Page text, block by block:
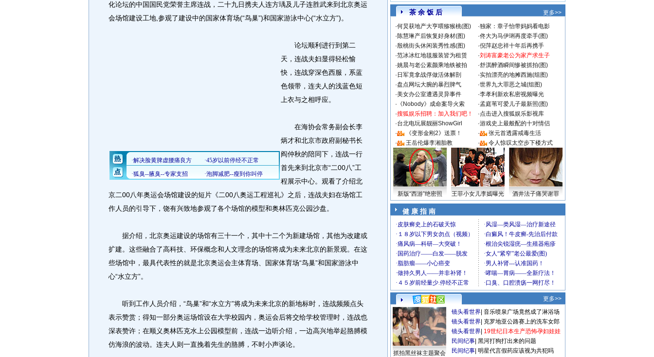
化论坛的中国国民党荣誉主席连战，二十九日携夫人连方瑀及儿子连胜武来到北京奥运
会场馆建设工地,参观了建设中的国家体育场(“鸟巢”)和国家游泳中心(“水立方”)。
论坛顺利进行到第二
天，连战夫妇显得轻松愉
快，连战穿深色西服，系蓝
色领带，连夫人的浅蓝色短
上衣与之相呼应。
在海协会常务副会长李
炳才和北京市政府副秘书长
阎仲秋的陪同下，连战一行
首先来到北京市“二00八”工
程展示中心。观看了介绍北
京二00八年奥运会场馆建设的短片《二00八奥运工程巡礼》之后，连战夫妇在场馆工
作人员的引导下，饶有兴致地参观了各个场馆的模型和奥林匹克公园沙盘。
据介绍，北京奥运建设的场馆有三十一个，其中十二个为新建场馆，其他为改建或
扩建。这些融合了高科技、环保概念和人文理念的场馆将成为未来北京的新景观。在这
些场馆中，最具代表性的就是北京奥运会主体育场、国家体育场“鸟巢”和国家游泳中
心“水立方”。
听到工作人员介绍，“鸟巢”和“水立方”将成为未来北京的新地标时，连战频频点头
表示赞赏；得知一部分奥运场馆设在大学校园内，奥运会后将交给学校管理时，连战也
深表赞许；在顺义奥林匹克水上公园模型前，连战一边听介绍，一边高兴地举起胳膊模
仿海浪的波动。连夫人则一直挽着先生的胳膊，不时小声谈论。
茶 余 饭 后
更多>>
·何炅获地产大亨喂猕猴桃(图) ·独家：章子怡带妈妈看电影
·陈慧琳产后恢复好身材(图) ·佟大为马伊琍再度牵手(图)
·殷桃街头休闲装秀性感(图) ·倪萍赵忠祥十年后再携手
·范冰冰红地毯服装皆为租赁 ·刘涛富豪老公为家产求生子
·姚晨与老公素颜乘地铁被拍 ·舒淇醉酒瞬间惨被抓拍(图)
· 日军竟拿战俘做活体解剖 ·实拍漂亮的地摊西施(组图)
·盘点网坛大腕的暴烈脾气 ·世界九大罪恶之城(组图)
·美女办公室遭遇灵异事件 ·李孝利新欢私密视频曝光
· 《Nobody》成命案导火索 ·孟庭苇可爱儿子最新照(图)
·搜狐娱乐招聘：加入我们吧！ ·点击进入搜狐娱乐影视库
·台北电玩展靓丽ShowGirl ·游戏史上最般配的十对情侣
·
《变形金刚2》送票！ ·
张元首透露戒毒生活
·
王岳伦爆李湘胎教 · 令人惊叹太空步下楼方式
新版“西游”绝密照 王菲小女儿李嫣曝光 酒井法子痛哭谢罪
健 康 指 南
更多>>
抓拍黑丝袜主题聚会
镜头看世界 音乐喷泉广场竟然成了淋浴场
镜头看世界 克罗地亚公路赛上的洗车女郎
镜头看世界 19世纪日本生产恐怖孕妇娃娃
民间纪事 黑河打狗打出来的问题
民间纪事 明星代言假药应该视为共犯吗